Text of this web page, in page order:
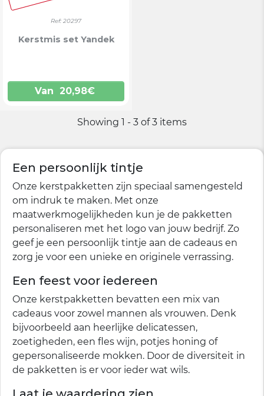
Ref: 20297
Kerstmis set Yandek
Van 20,98€
Showing 1 - 3 of 3 items
Een persoonlijk tintje
Onze kerstpakketten zijn speciaal samengesteld
om indruk te maken. Met onze
maatwerkmogelijkheden kun je de pakketten
personaliseren met het logo van jouw bedrijf. Zo
geef je een persoonlijk tintje aan de cadeaus en
zorg je voor een unieke en originele verrassing.
Een feest voor iedereen
Onze kerstpakketten bevatten een mix van
cadeaus voor zowel mannen als vrouwen. Denk
bijvoorbeeld aan heerlijke delicatessen,
zoetigheden, een fles wijn, potjes honing of
gepersonaliseerde mokken. Door de diversiteit in
de pakketten is er voor ieder wat wils.